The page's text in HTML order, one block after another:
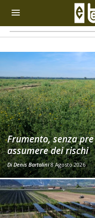
Frumento, senza
assumere dei rischi
DiDenis Bartolini 8 Agosto 2026